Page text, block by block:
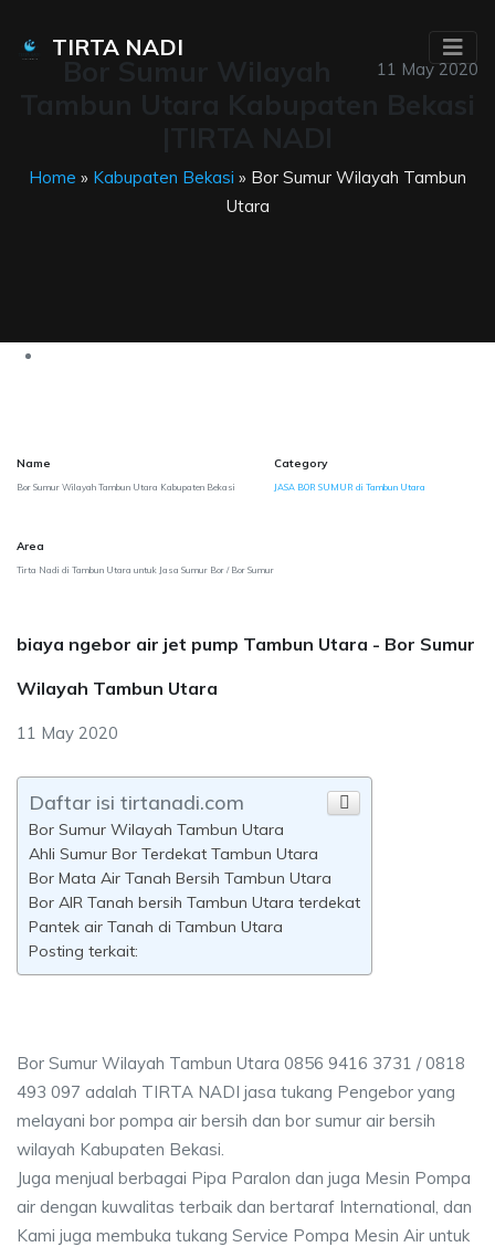
TIRTA NADI
11 May 2020
Home » Kabupaten Bekasi » Bor Sumur Wilayah Tambun
Utara
Name
Bor Sumur Wilayah Tambun Utara Kabupaten Bekasi
Category
JASA BOR SUMUR di Tambun Utara
Area
Tirta Nadi di Tambun Utara untuk Jasa Sumur Bor / Bor Sumur
biaya ngebor air jet pump Tambun Utara - Bor Sumur
Wilayah Tambun Utara
11 May 2020
Daftar isi tirtanadi.com
Bor Sumur Wilayah Tambun Utara
Ahli Sumur Bor Terdekat Tambun Utara
Bor Mata Air Tanah Bersih Tambun Utara
Bor AIR Tanah bersih Tambun Utara terdekat
Pantek air Tanah di Tambun Utara
Posting terkait:
Bor Sumur Wilayah Tambun Utara 0856 9416 3731 / 0818
493 097 adalah TIRTA NADI jasa tukang Pengebor yang
melayani bor pompa air bersih dan bor sumur air bersih
wilayah Kabupaten Bekasi.
Juga menjual berbagai Pipa Paralon dan juga Mesin Pompa
air dengan kuwalitas terbaik dan bertaraf International, dan
Kami juga membuka tukang Service Pompa Mesin Air untuk